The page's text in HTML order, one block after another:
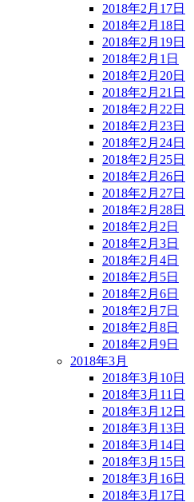
2018年2月17日
2018年2月18日
2018年2月19日
2018年2月1日
2018年2月20日
2018年2月21日
2018年2月22日
2018年2月23日
2018年2月24日
2018年2月25日
2018年2月26日
2018年2月27日
2018年2月28日
2018年2月2日
2018年2月3日
2018年2月4日
2018年2月5日
2018年2月6日
2018年2月7日
2018年2月8日
2018年2月9日
2018年3月
2018年3月10日
2018年3月11日
2018年3月12日
2018年3月13日
2018年3月14日
2018年3月15日
2018年3月16日
2018年3月17日